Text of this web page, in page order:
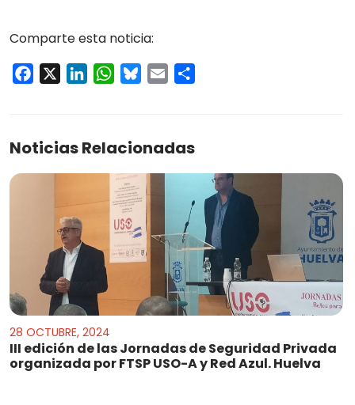
Comparte esta noticia:
Facebook LinkedInWhatsApp
Bluesky
Email
Noticias Relacionadas
28 OCTUBRE, 2024
III edición de las Jornadas de Seguridad Privada
organizada por FTSP USO-A y Red Azul. Huelva